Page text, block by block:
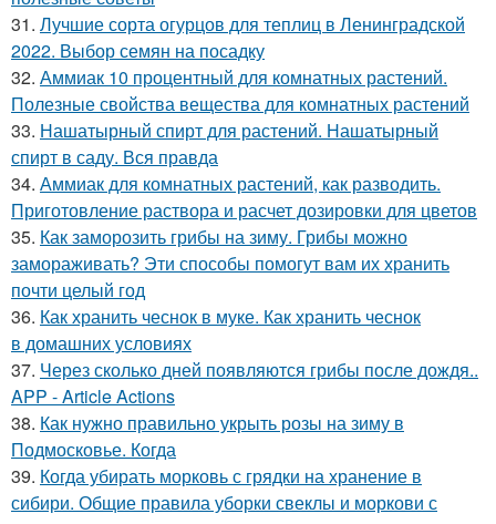
31. Лучшие сорта огурцов для теплиц в Ленинградской
2022. Выбор семян на посадку
32. Аммиак 10 процентный для комнатных растений.
Полезные свойства вещества для комнатных растений
33. Нашатырный спирт для растений. Нашатырный
спирт в саду. Вся правда
34. Аммиак для комнатных растений, как разводить.
Приготовление раствора и расчет дозировки для цветов
35. Как заморозить грибы на зиму. Грибы можно
замораживать? Эти способы помогут вам их хранить
почти целый год
36. Как хранить чеснок в муке. Как хранить чеснок
в домашних условиях
37. Через сколько дней появляются грибы после дождя..
APP - Article Actions
38. Как нужно правильно укрыть розы на зиму в
Подмосковье. Когда
39. Когда убирать морковь с грядки на хранение в
сибири. Общие правила уборки свеклы и моркови с